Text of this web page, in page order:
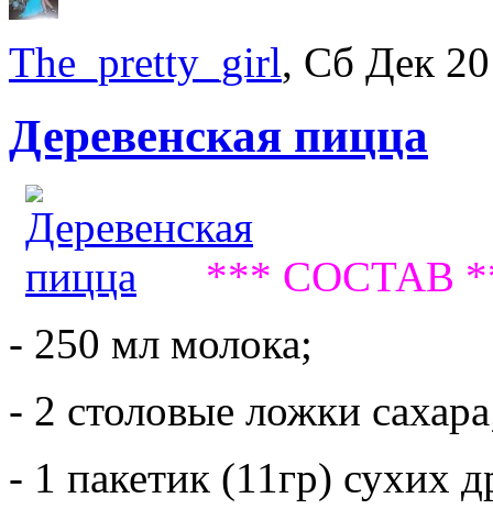
The_pretty_girl, Сб Дек
Деревенская пицца
*** СОСТАВ
- 250 мл молока;
- 2 столовые ложки
- 1 пакетик (11гр) сухих